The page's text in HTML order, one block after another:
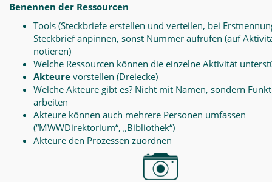
Benennen der Ressourcen
Tools (Steckbriefe erstellen und verteilen, bei
Steckbrief anpinnen, sonst Nummer aufrufen (auf
notieren)
Welche Ressourcen können die einzelne Aktivität
Akteure vorstellen (Dreiecke)
Welche Akteure gibt es? Nicht mit Namen, sondern
arbeiten
Akteure können auch mehrere Personen umfassen
(“MWWDirektorium“, „Bibliothek“)
Akteure den Prozessen zuordnen